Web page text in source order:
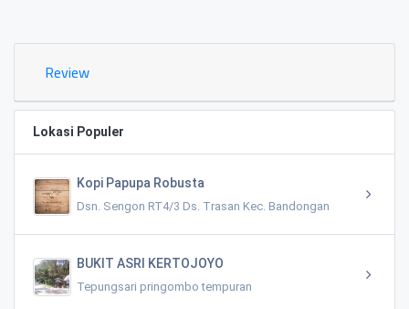
Review
Lokasi Populer
Kopi Papupa Robusta
Dsn. Sengon RT4/3 Ds. Trasan Kec. Bandongan
BUKIT ASRI KERTOJOYO
Tepungsari pringombo tempuran